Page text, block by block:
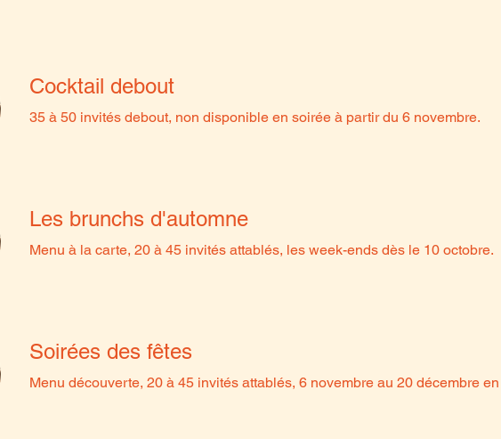
Cocktail debout
35 à 50 invités debout, non disponible en soirée à partir du 6 novembre.
Les brunchs d'automne
Menu à la carte, 20 à 45 invités attablés, les week-ends dès le 10 octobre.
Soirées des fêtes
Menu découverte, 20 à 45 invités attablés, 6 novembre au 20 décembre